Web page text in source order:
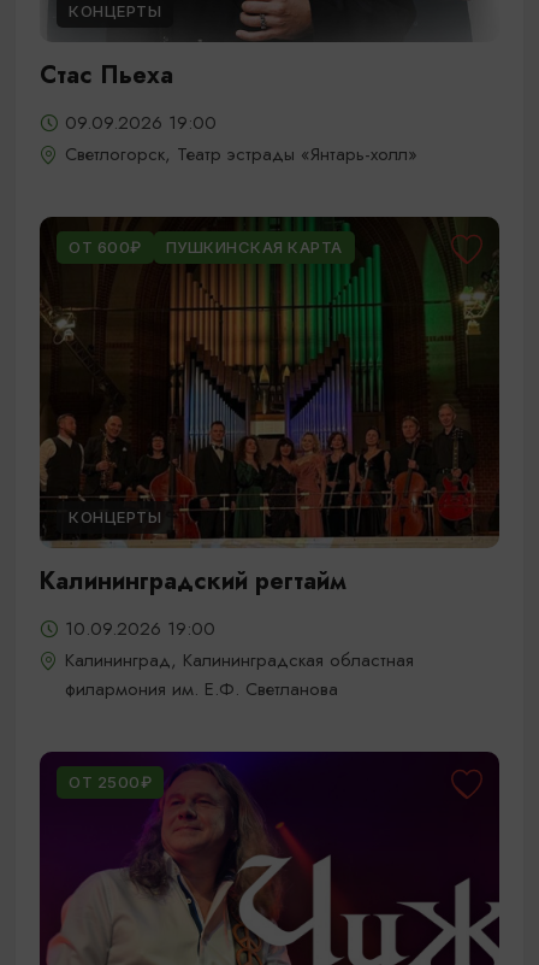
КОНЦЕРТЫ
Стас Пьеха
09.09.2026 19:00
Светлогорск, Театр эстрады «Янтарь-холл»
ОТ 600₽ ПУШКИНСКАЯ КАРТА
КОНЦЕРТЫ
Калининградский регтайм
10.09.2026 19:00
Калининград, Калининградская областная
филармония им. Е.Ф. Светланова
ОТ 2500₽